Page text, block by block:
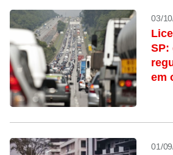
03/
SP:
em
01/